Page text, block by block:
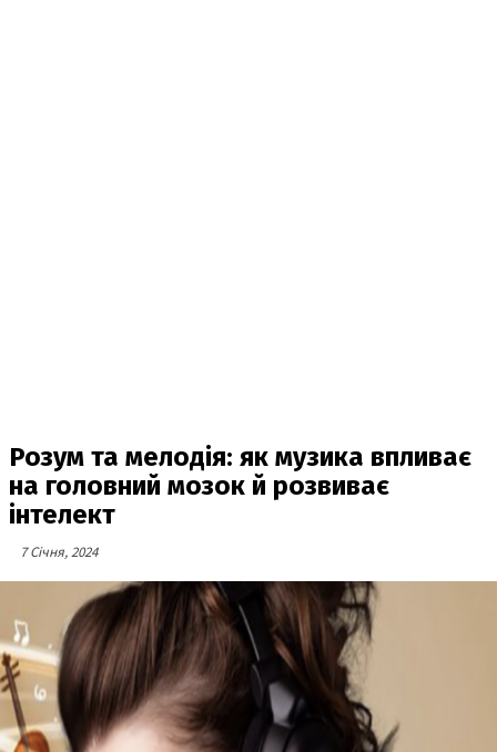
Розум та мелодія: як музика впливає
на головний мозок й розвиває
інтелект
7 Січня, 2024